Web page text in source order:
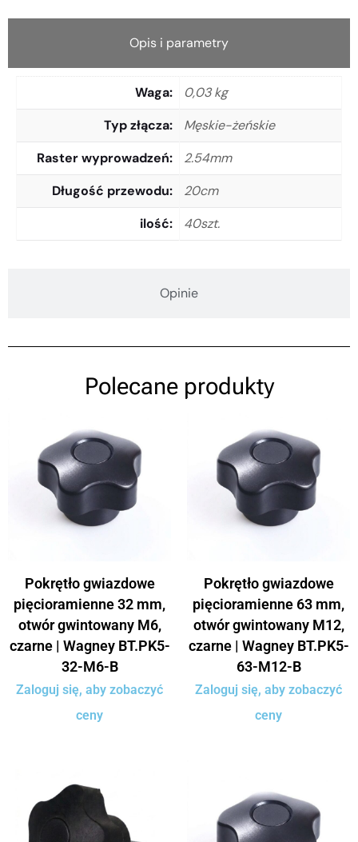
Opis i parametry
Opinie
Waga
0,03 kg
Typ złącza
Męskie-żeńskie
Raster wyprowadzeń
2.54mm
Długość przewodu
20cm
ilość
40szt.
Polecane produkty
Pokrętło gwiazdowe
pięcioramienne 32 mm,
otwór gwintowany M6,
czarne | Wagney BT.PK5-
32-M6-B
Zaloguj się, aby zobaczyć
ceny
Pokrętło gwiazdowe
pięcioramienne 63 mm,
otwór gwintowany M12,
czarne | Wagney BT.PK5-
63-M12-B
Zaloguj się, aby zobaczyć
ceny